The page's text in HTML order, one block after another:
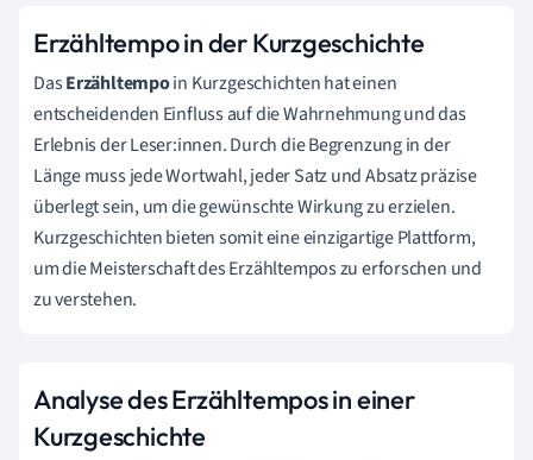
Erzähltempo in der Kurzgeschichte
DasErzähltempoin Kurzgeschichten hat einen
entscheidenden Einfluss auf die Wahrnehmung und das
Erlebnis der Leser:innen. Durch die Begrenzung in der
Länge muss jede Wortwahl, jeder Satz und Absatz präzise
überlegt sein, um die gewünschte Wirkung zu erzielen.
Kurzgeschichten bieten somit eine einzigartige Plattform,
um die Meisterschaft des Erzähltempos zu erforschen und
zu verstehen.
Analyse des Erzähltempos in einer
Kurzgeschichte